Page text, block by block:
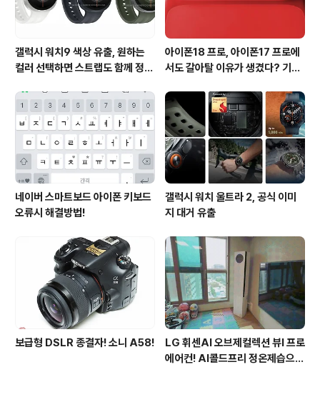
갤럭시 워치9 색상 유출, 원하는
컬러 선택하면 스트랩도 함께 정해
아이폰18 프로, 아이폰17 프로에
서도 갈아탈 이유가 생겼다? 기대
네이버 스마트보드 아이폰 키보드
오류시 해결방법!
갤럭시 워치 울트라 2, 공식 이미
지 대거 유출
보급형 DSLR 종결자! 소니 A58!
LG 휘센AI 오브제컬렉션 뷰I 프로
에어컨! AI콜드프리 정온제습으로